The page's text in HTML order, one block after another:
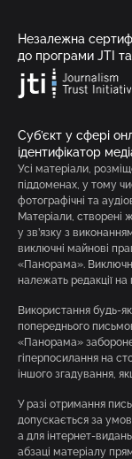
Незалежна
до програми JTI
Суб’єкт у сфері
ідентифікатор
Усі матеріали,
піддоменах, у тому
фотографічні та
Матеріали, створені
у зв’язку з
виключні майнові
«Панорама».
належать редакції на
Використання будь-
попереднього
«Панорама»
гіперпосилання на
іншого згадування,
У разі отримання
допускається за
а для інтернет-
абзаці матеріалу